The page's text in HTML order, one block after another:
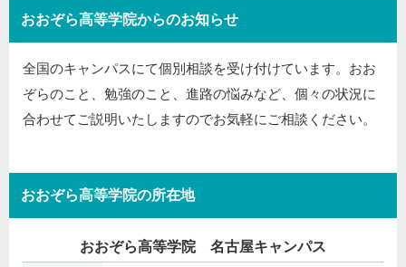
おおぞら高等学院からのお知らせ
全国のキャンパスにて個別相談を受け付けています。おお
ぞらのこと、勉強のこと、進路の悩みなど、個々の状況に
合わせてご説明いたしますのでお気軽にご相談ください。
おおぞら高等学院の所在地
おおぞら高等学院 名古屋キャンパス